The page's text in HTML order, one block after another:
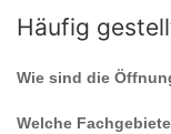
Häufig
Wie sind die
Welche